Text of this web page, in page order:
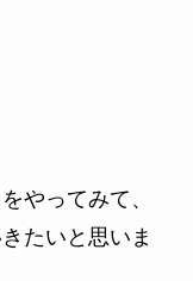
やってみて、
たいと思いま